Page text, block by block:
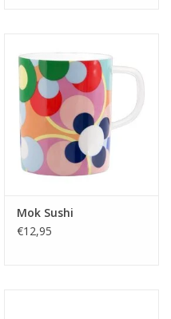
Mok Sushi
€12,95